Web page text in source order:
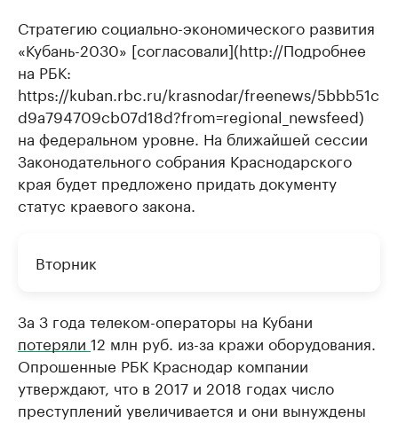
Стратегию социально-экономического развития
«Кубань-2030» [согласовали](http://Подробнее
на РБК:
https://kuban.rbc.ru/krasnodar/freenews/5bbb51c
d9a794709cb07d18d?from=regional_newsfeed)
на федеральном уровне. На ближайшей сессии
Законодательного собрания Краснодарского
края будет предложено придать документу
статус краевого закона.
Вторник
За 3 года телеком-операторы на Кубани
потеряли 12 млн руб. из-за кражи оборудования.
Опрошенные РБК Краснодар компании
утверждают, что в 2017 и 2018 годах число
преступлений увеличивается и они вынуждены